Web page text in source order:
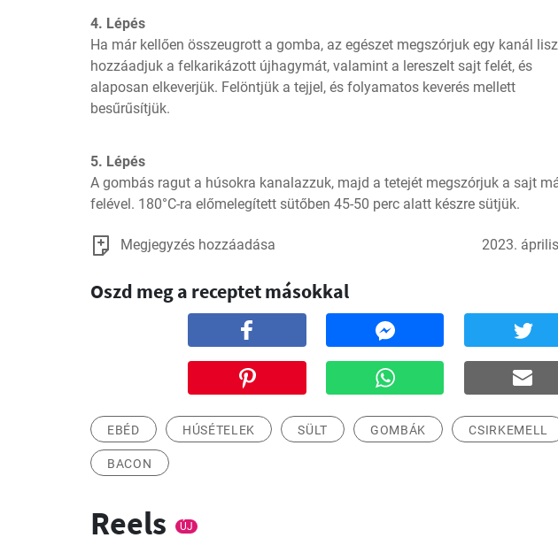
4. Lépés
Ha már kellően összeugrott a gomba, az egészet megszórjuk egy kanál
hozzáadjuk a felkarikázott újhagymát, valamint a lereszelt sajt felét, és
alaposan elkeverjük. Felöntjük a tejjel, és folyamatos keverés mellett
besűrűsítjük.
5. Lépés
A gombás ragut a húsokra kanalazzuk, majd a tetejét megszórjuk a sajt
felével. 180°C-ra előmelegített sütőben 45-50 perc alatt készre sütjük.
Megjegyzés hozzáadása 2023.
Oszd meg a receptet másokkal
EBÉD HÚSÉTELEK SÜLT GOMBÁK CSIRKEMELL
BACON
Reels ÚJ